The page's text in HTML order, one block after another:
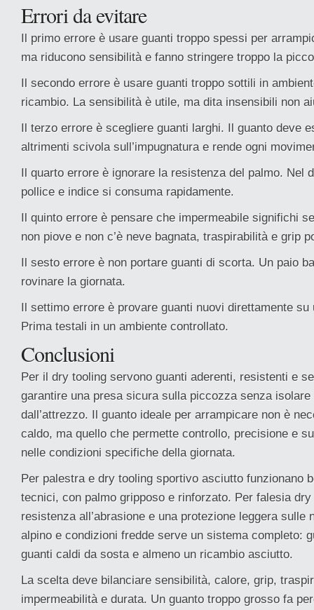
Errori da evitare
Il primo errore è usare guanti troppo spessi per
ma riducono sensibilità e fanno stringere troppo la
Il secondo errore è usare guanti troppo sottili in
ricambio. La sensibilità è utile, ma dita insensibili non
Il terzo errore è scegliere guanti larghi. Il guanto deve
altrimenti scivola sull’impugnatura e rende ogni
Il quarto errore è ignorare la resistenza del palmo. Nel
pollice e indice si consuma rapidamente.
Il quinto errore è pensare che impermeabile significhi
non piove e non c’è neve bagnata, traspirabilità e grip
Il sesto errore è non portare guanti di scorta. Un paio
rovinare la giornata.
Il settimo errore è provare guanti nuovi direttamente su
Prima testali in un ambiente controllato.
Conclusioni
Per il dry tooling servono guanti aderenti, resistenti e
garantire una presa sicura sulla piccozza senza isolare
dall’attrezzo. Il guanto ideale per arrampicare non è
caldo, ma quello che permette controllo, precisione e
nelle condizioni specifiche della giornata.
Per palestra e dry tooling sportivo asciutto funzionano
tecnici, con palmo gripposo e rinforzato. Per falesia
resistenza all’abrasione e una protezione leggera sulle
alpino e condizioni fredde serve un sistema completo:
guanti caldi da sosta e almeno un ricambio asciutto.
La scelta deve bilanciare sensibilità, calore, grip,
impermeabilità e durata. Un guanto troppo grosso fa